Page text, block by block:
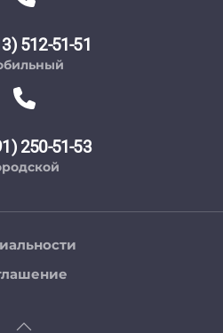
512-51-51
250-51-53